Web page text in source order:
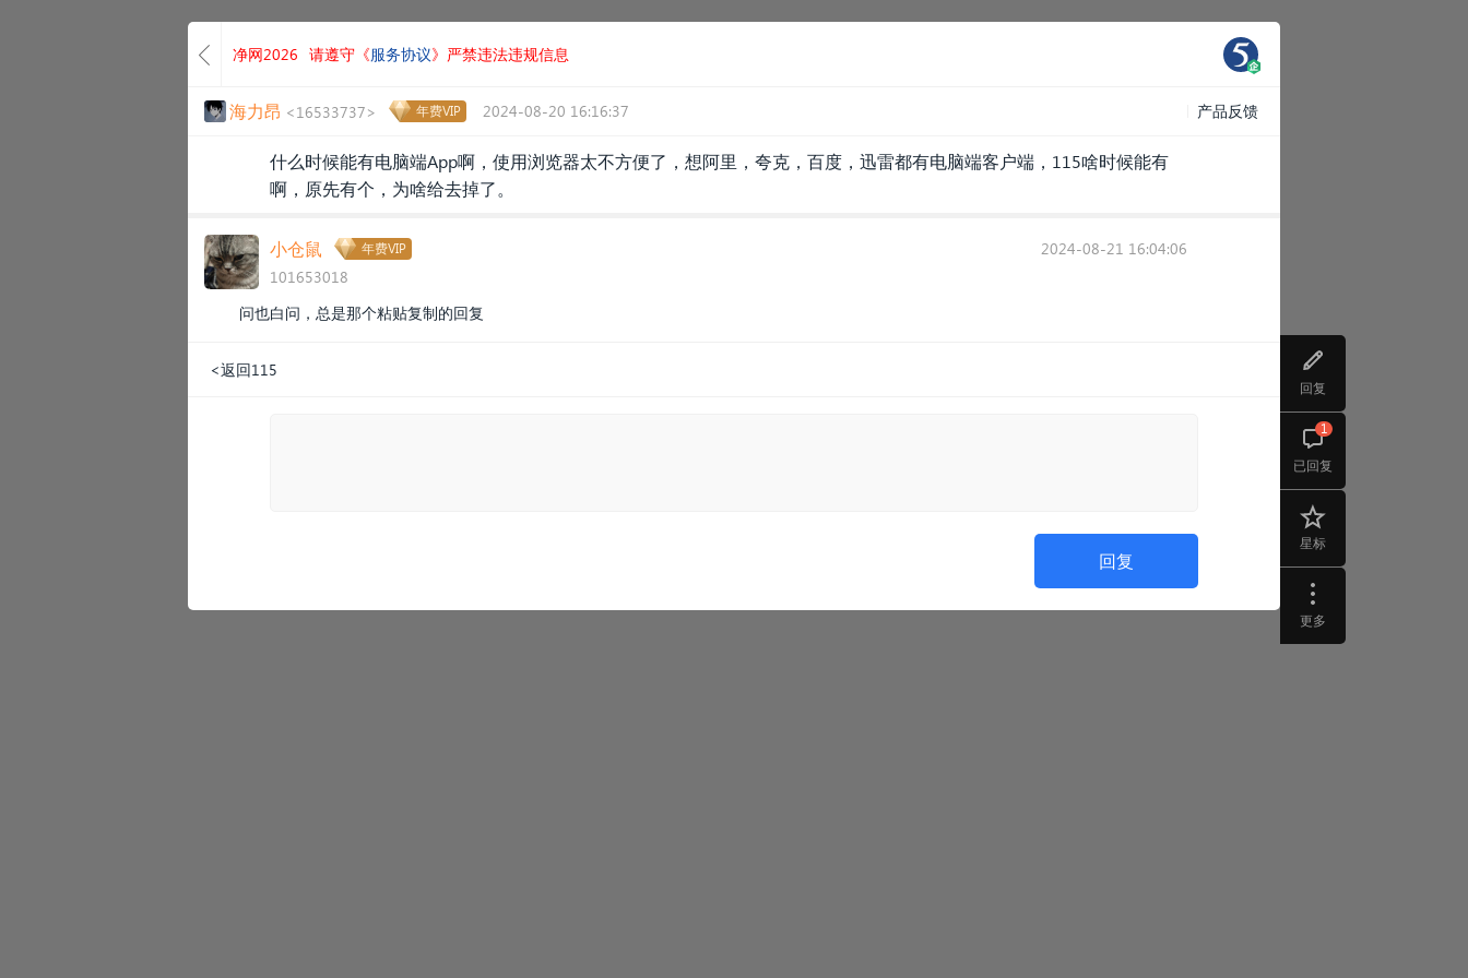
回复
已回复
1
星标
更多
净网2026 请遵守《服务协议》严禁违法违规信息
海力昂 <16533737> 年费VIP 2024-08-20 16:16:37 产品反馈
什么时候能有电脑端App啊，使用浏览器太不方便了，想阿里，夸克，百度，迅雷都有电脑端客户端，115啥时候能有
啊，原先有个，为啥给去掉了。
小仓鼠 年费VIP
101653018
2024-08-21 16:04:06
问也白问，总是那个粘贴复制的回复
<返回115
回复